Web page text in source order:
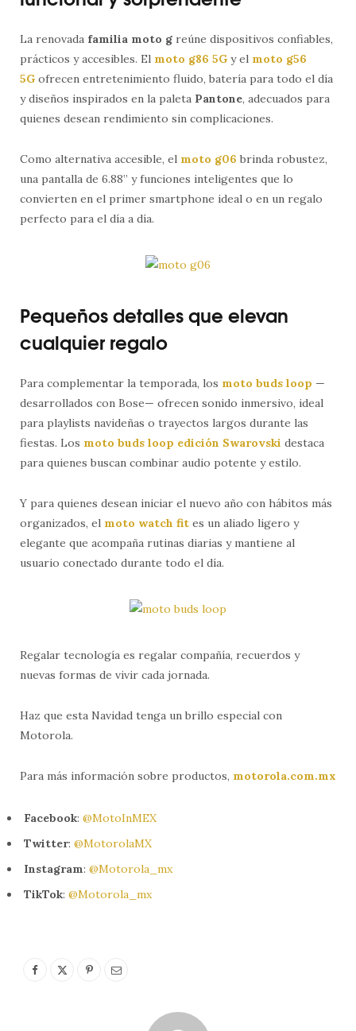
La renovada familia moto g reúne dispositivos confiables,
prácticos y accesibles. El moto g86 5G y el moto g56
5G ofrecen entretenimiento fluido, batería para todo el día
y diseños inspirados en la paleta Pantone, adecuados para
quienes desean rendimiento sin complicaciones.
Como alternativa accesible, el moto g06 brinda robustez,
una pantalla de 6.88’’ y funciones inteligentes que lo
convierten en el primer smartphone ideal o en un regalo
perfecto para el día a día.
Pequeños detalles que elevan
cualquier regalo
Para complementar la temporada, los moto buds loop —
desarrollados con Bose— ofrecen sonido inmersivo, ideal
para playlists navideñas o trayectos largos durante las
fiestas. Los moto buds loop edición Swarovski destaca
para quienes buscan combinar audio potente y estilo.
Y para quienes desean iniciar el nuevo año con hábitos más
organizados, el moto watch fit es un aliado ligero y
elegante que acompaña rutinas diarias y mantiene al
usuario conectado durante todo el día.
Regalar tecnología es regalar compañía, recuerdos y
nuevas formas de vivir cada jornada.
Haz que esta Navidad tenga un brillo especial con
Motorola.
Para más información sobre productos, motorola.com.mx
Facebook: @MotoInMEX
Twitter: @MotorolaMX
Instagram: @Motorola_mx
TikTok: @Motorola_mx